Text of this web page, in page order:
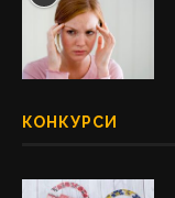
КОНКУРСИ